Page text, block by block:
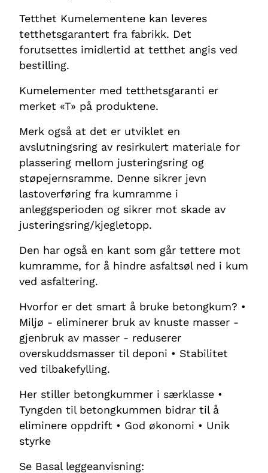
Tetthet Kumelementene kan leveres
tetthetsgarantert fra fabrikk. Det
forutsettes imidlertid at tetthet angis ved
bestilling.
Kumelementer med tetthetsgaranti er
merket «T» på produktene.
Merk også at det er utviklet en
avslutningsring av resirkulert materiale for
plassering mellom justeringsring og
støpejernsramme. Denne sikrer jevn
lastoverføring fra kumramme i
anleggsperioden og sikrer mot skade av
justeringsring/kjegletopp.
Den har også en kant som går tettere mot
kumramme, for å hindre asfaltsøl ned i kum
ved asfaltering.
Hvorfor er det smart å bruke betongkum? •
Miljø - eliminerer bruk av knuste masser -
gjenbruk av masser - reduserer
overskuddsmasser til deponi • Stabilitet
ved tilbakefylling.
Her stiller betongkummer i særklasse •
Tyngden til betongkummen bidrar til å
eliminere oppdrift • God økonomi • Unik
styrke
Se Basal leggeanvisning: